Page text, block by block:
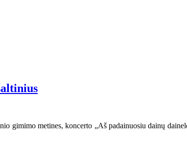
gimimo metines, koncerto „Aš padainuosiu dainų